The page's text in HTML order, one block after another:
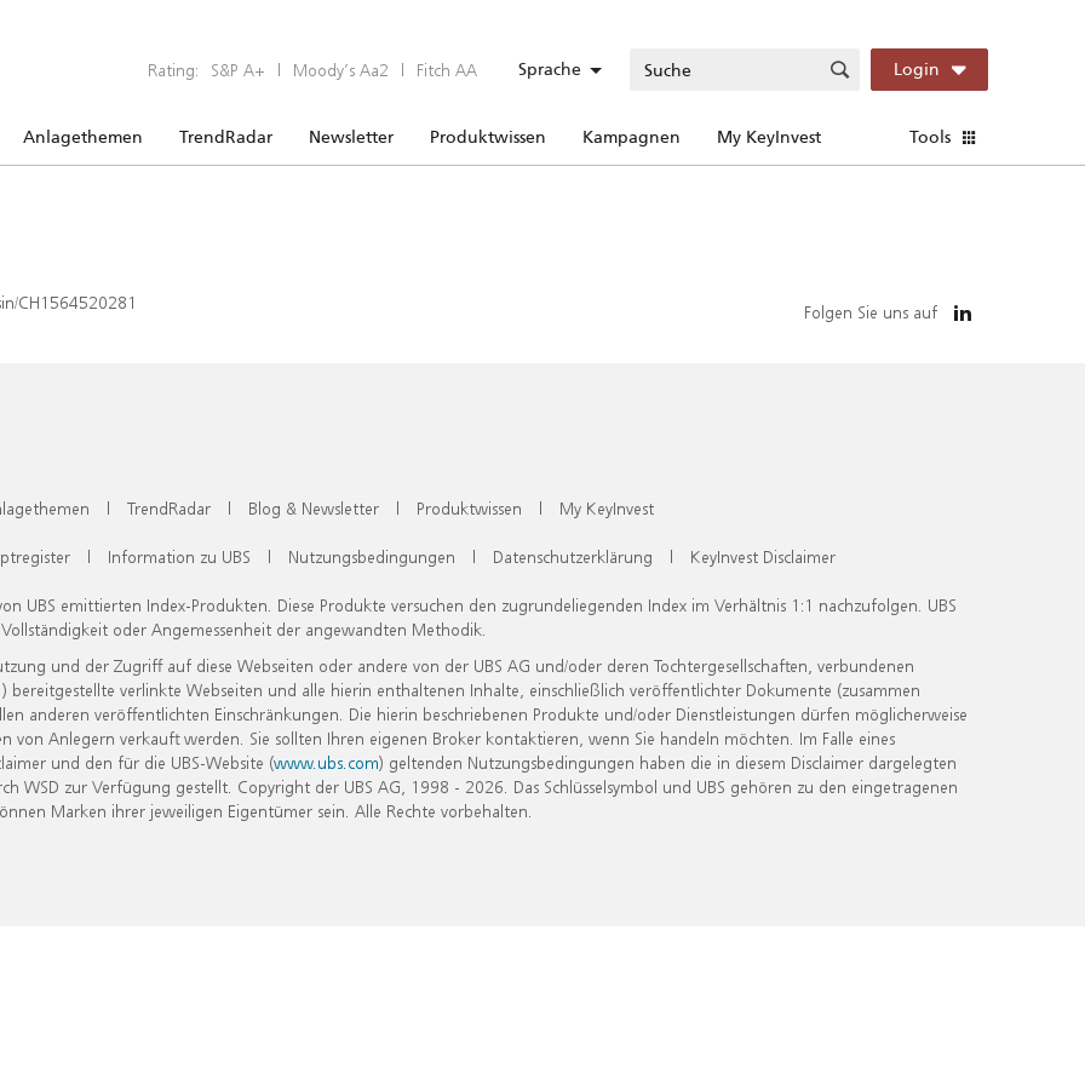
Rating: S&P A+ | Moody’s Aa2 | Fitch AA Sprache Login
Anlagethemen TrendRadar Newsletter Produktwissen Kampagnen My KeyInvest Tools
CH1564520281 Folgen Sie uns auf
| TrendRadar | Blog & Newsletter | Produktwissen | My KeyInvest
| Information zu UBS | Nutzungsbedingungen | Datenschutzerklärung | KeyInvest Disclaimer
UBS emittierten Index-Produkten. Diese Produkte versuchen den zugrundeliegenden Index im Verhältnis 1:1 nachzufolgen. UBS
oder Angemessenheit der angewandten Methodik.
und der Zugriff auf diese Webseiten oder andere von der UBS AG und/oder deren Tochtergesellschaften, verbundenen
verlinkte Webseiten und alle hierin enthaltenen Inhalte, einschließlich veröffentlichter Dokumente (zusammen
anderen veröffentlichten Einschränkungen. Die hierin beschriebenen Produkte und/oder Dienstleistungen dürfen möglicherweise
Anlegern verkauft werden. Sie sollten Ihren eigenen Broker kontaktieren, wenn Sie handeln möchten. Im Falle eines
und den für die UBS-Website (www.ubs.com) geltenden Nutzungsbedingungen haben die in diesem Disclaimer dargelegten
zur Verfügung gestellt. Copyright der UBS AG, 1998 - 2026. Das Schlüsselsymbol und UBS gehören zu den eingetragenen
Marken ihrer jeweiligen Eigentümer sein. Alle Rechte vorbehalten.